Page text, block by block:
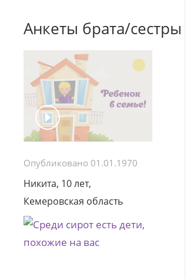
Анкеты брата/сестры
Опубликовано 01.01.1970
Никита, 10 лет,
Кемеровская область